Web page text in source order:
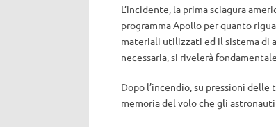
L’incidente, la prima sciagura
programma Apollo per quanto
materiali utilizzati ed il sistema di
necessaria, si rivelerà
Dopo l’incendio, su pressioni
memoria del volo che gli